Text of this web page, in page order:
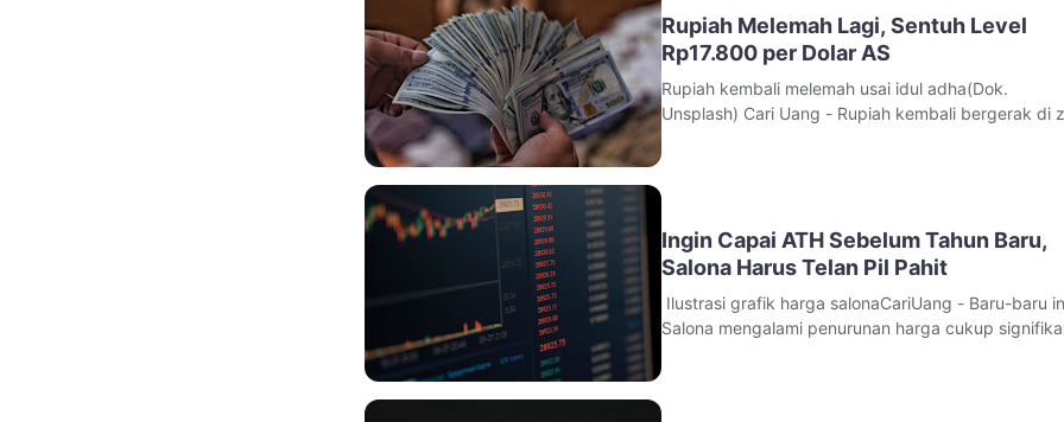
2025 mendatang. Me
Rupiah Melemah Lagi, Sentuh Level
Rp17.800 per Dolar AS
Rupiah kembali melemah usai idul adha(Dok.
Unsplash) Cari Uang - Rupiah kembali bergerak di
Ingin Capai ATH Sebelum Tahun Baru,
Salona Harus Telan Pil Pahit
Ilustrasi grafik harga salonaCariUang - Baru-baru
Salona mengalami penurunan harga cukup